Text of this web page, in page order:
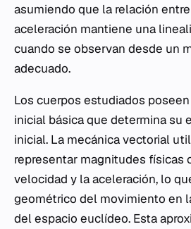
asumiendo que la relación
aceleración mantiene una
cuando se observan desde un
adecuado.
Los cuerpos estudiados
inicial básica que determina su
inicial. La mecánica vectorial
representar magnitudes físicas
velocidad y la aceleración, lo
geométrico del movimiento en
del espacio euclídeo. Esta